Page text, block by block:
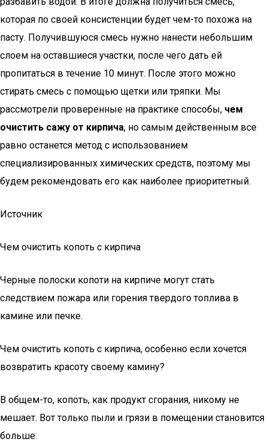
которая по своей консистенции будет чем-то похожа на
пасту. Получившуюся смесь нужно нанести небольшим
слоем на оставшиеся участки, после чего дать ей
пропитаться в течение 10 минут. После этого можно
стирать смесь с помощью щетки или тряпки. Мы
рассмотрели проверенные на практике способы, чем
очистить сажу от кирпича, но самым действенным все
равно останется метод с использованием
специализированных химических средств, поэтому мы
будем рекомендовать его как наиболее приоритетный.
Источник
Чем очистить копоть с кирпича
Черные полоски копоти на кирпиче могут стать
следствием пожара или горения твердого топлива в
камине или печке.
Чем очистить копоть с кирпича, особенно если хочется
возвратить красоту своему камину?
В общем-то, копоть, как продукт сгорания, никому не
мешает. Вот только пыли и грязи в помещении становится
больше.